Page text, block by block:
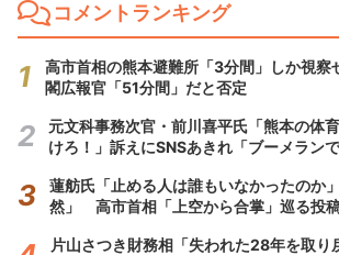
コメントランキング
高市首相の熊本避難所「3分間」しか視
閣広報官「51分間」だと否定
元文科事務次官・前川喜平氏「熊本の体
けろ！」訴えにSNSあきれ「ブーメランで
蓮舫氏「止める人は誰もいなかったのか
然」 高市首相「上空から合掌」巡る投
片山さつき財務相「失われた28年を取